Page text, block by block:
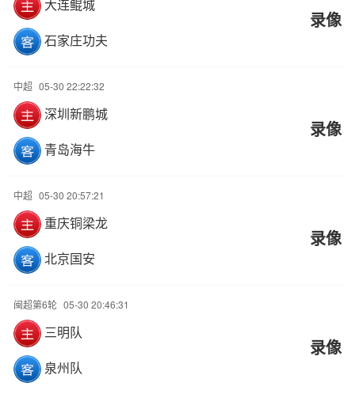
大连鲲城
石家庄功夫
录像
中超 05-30 22:22:32
深圳新鹏城
青岛海牛
录像
中超 05-30 20:57:21
重庆铜梁龙
北京国安
录像
闽超第6轮 05-30 20:46:31
三明队
泉州队
录像